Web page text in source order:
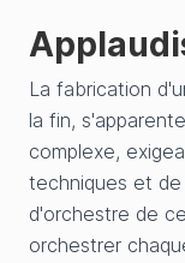
La fabrication
la fin,
complexe,
techniques et
d'orchestre de
orchestrer